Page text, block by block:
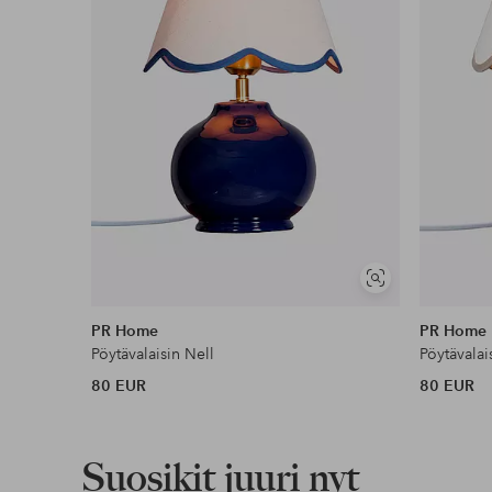
Ilmainen toimitus
Koskee yli 69 € normaalipaketteja
Lue lisää
Lue lisää
Näytä
PR Home
Pöytävalaisin Nell
80 EUR
PR Home
80 EUR
Suosikit juuri nyt